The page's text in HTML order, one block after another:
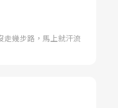
走幾步路，馬上就汗流